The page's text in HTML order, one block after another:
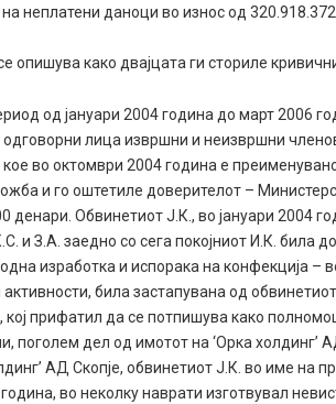
неплатени даноци во износ од
опишува како двајцата ги сториле
од јануари 2004 година до март 2006
одговорни лица извршни и неизвршни
кое во октомври 2004 година е
и го оштетиле доверителот –
денари. Обвинетиот Ј.К., во јануари 2004
и З.А. заедно со сега покојниот И.К. била
изработка и испорака на конфекција
била застапувана од
кој прифатил да се потпишува како
поголем дел од имотот на ‘Орка холдинг’
АД Скопје, обвинетиот Ј.К. во име
во неколку наврати изготвувал